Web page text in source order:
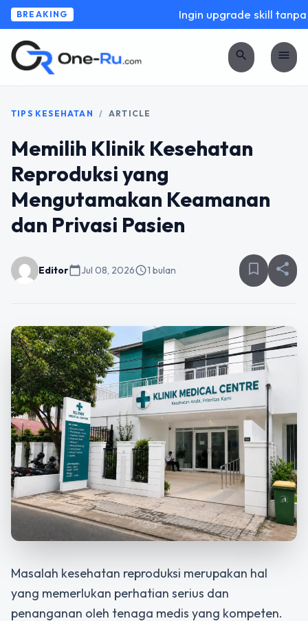
BREAKING Ingin upgrade skill tanpa
search menu
TIPS KESEHATAN / ARTICLE
Memilih Klinik Kesehatan
Reproduksi yang
Mengutamakan Keamanan
dan Privasi Pasien
Editorcalendar_today Jul 08, 2026schedule1 bulan bookmark_border share
Masalah kesehatan reproduksi merupakan hal
yang memerlukan perhatian serius dan
penanganan oleh tenaga medis yang kompeten.